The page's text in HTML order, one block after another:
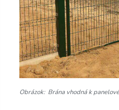
Obrázok: Brána vhodná k